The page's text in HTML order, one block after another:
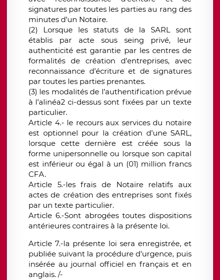
signatures par toutes les parties au rang des
minutes d’un Notaire.
(2) Lorsque les statuts de la SARL sont
établis par acte sous seing privé, leur
authenticité est garantie par les centres de
formalités de création d’entreprises, avec
reconnaissance d’écriture et de signatures
par toutes les parties prenantes.
(3) les modalités de l’authentification prévue
à l’alinéa2 ci-dessus sont fixées par un texte
particulier.
Article 4.- le recours aux services du notaire
est optionnel pour la création d’une SARL,
lorsque cette dernière est créée sous la
forme unipersonnelle ou lorsque son capital
est inférieur ou égal à un (01) million francs
CFA.
Article 5.-les frais de Notaire relatifs aux
actes de création des entreprises sont fixés
par un texte particulier.
Article 6.-Sont abrogées toutes dispositions
antérieures contraires à la présente loi.
Article 7.-la présente loi sera enregistrée, et
publiée suivant la procédure d’urgence, puis
insérée au journal officiel en français et en
anglais. /-